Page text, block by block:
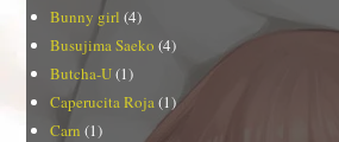
Bunny girl (4)
Busujima Saeko (4)
Butcha-U(1)
Caperucita Roja(1)
Carn (1)